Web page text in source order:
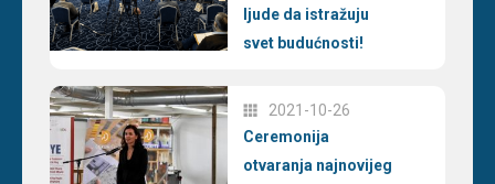
ljude da istražuju
svet budućnosti!
2021-10-26
Ceremonija
otvaranja najnovijeg